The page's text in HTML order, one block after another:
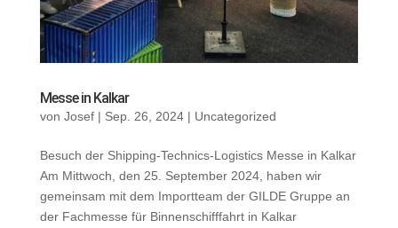
Messe in Kalkar
von Josef| Sep. 26, 2024| Uncategorized
Besuch der Shipping-Technics-Logistics Messe in Kalkar
Am Mittwoch, den 25. September 2024, haben wir
gemeinsam mit dem Importteam der GILDE Gruppe an
der Fachmesse für Binnenschifffahrt in Kalkar